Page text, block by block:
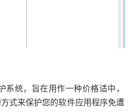
统，旨在用作一种价格适中，
式来保护您的软件应用程序免遭